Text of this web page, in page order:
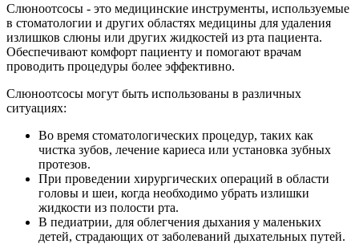
Слюноотсосы - это медицинские инструменты, используемые
в стоматологии и других областях медицины для удаления
излишков слюны или других жидкостей из рта пациента.
Обеспечивают комфорт пациенту и помогают врачам
проводить процедуры более эффективно.
Слюноотсосы могут быть использованы в различных
ситуациях:
Во время стоматологических процедур, таких как
чистка зубов, лечение кариеса или установка зубных
протезов.
При проведении хирургических операций в области
головы и шеи, когда необходимо убрать излишки
жидкости из полости рта.
В педиатрии, для облегчения дыхания у маленьких
детей, страдающих от заболеваний дыхательных путей.